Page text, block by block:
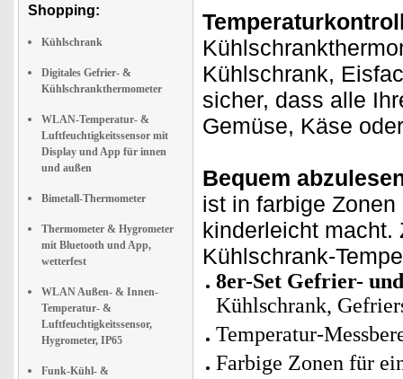
Shopping:
Kühlschrank
Digitales Gefrier- &
Kühlschrankthermometer
WLAN-Temperatur- &
Luftfeuchtigkeitssensor mit
Display und App für innen
und außen
Bimetall-Thermometer
Thermometer & Hygrometer
mit Bluetooth und App,
wetterfest
WLAN Außen- & Innen-
Temperatur- &
Luftfeuchtigkeitssensor,
Hygrometer, IP65
Funk-Kühl- &
Kühlschrank,
sicher, dass alle
Gemüse, Käse
Bequem
ist in farbige
kinderleicht macht.
Kühlschrank-
8er-Set Gefrier-
Kühlschrank,
Temperatur-
Farbige Zonen für